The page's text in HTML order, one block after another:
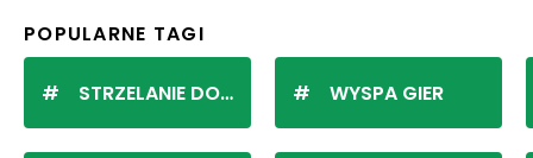
POPULARNE TAGI
STRZELANIE DO KULEK WYSPA GIER